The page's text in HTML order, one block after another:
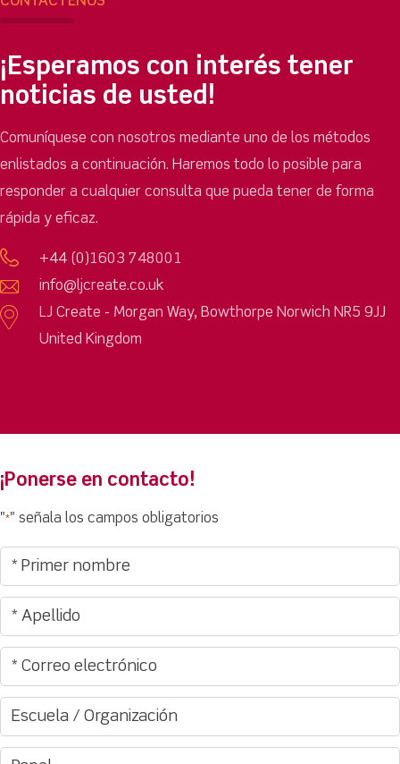
¡Esperamos con interés tener
noticias de usted!
Comuníquese con nosotros mediante uno de los métodos
enlistados a continuación. Haremos todo lo posible para
responder a cualquier consulta que pueda tener de forma
rápida y eficaz.
+44 (0)1603 748001
info@ljcreate.co.uk
LJ Create - Morgan Way, Bowthorpe Norwich NR5 9JJ
United Kingdom
¡Ponerse en contacto!
"*" señala los campos obligatorios